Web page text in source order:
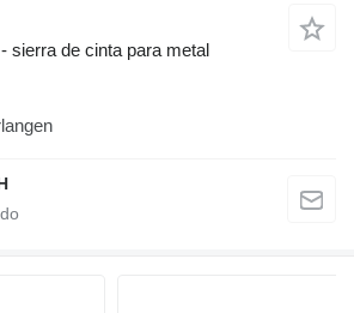
sierra de cinta para metal